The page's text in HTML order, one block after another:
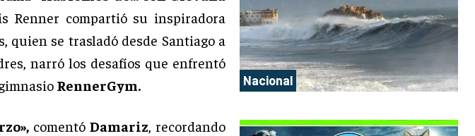
Renner compartió su inspiradora
quien se trasladó desde Santiago a
narró los desafíos que enfrentó
RennerGym.
comentóDamariz, recordando
Nacional